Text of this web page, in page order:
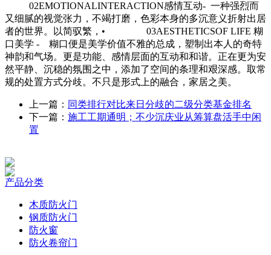
02EMOTIONALINTERACTION感情互动- 一种强烈而
又细腻的视觉张力，不竭打磨，色彩本身的多沉意义折射出居
者的世界。以简驭繁，• 03AESTHETICSOF LIFE 糊
口美学 - 糊口便是美学价值不雅的总成，塑制出本人的奇特
神韵和气场。更是功能、感情层面的互动和和谐。正在更为安
然平静、沉稳的氛围之中，添加了空间的条理和艰深感。取常
规的处置方式分歧。不只是形式上的融合，家居之美。
上一篇： 同类排行对比来日分歧的二级分类基金排名
下一篇： 施工工期通明；不少沉庆业从筹算盘活手中闲
置
产品分类
木质防火门
钢质防火门
防火窗
防火卷帘门